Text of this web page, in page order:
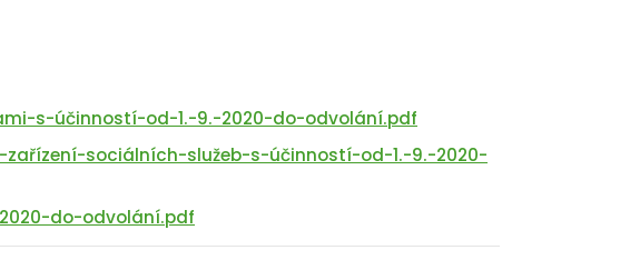
s-účinností-od-1.-9.-2020-do-odvolání.pdf
sociálních-služeb-s-účinností-od-1.-9.-2020-
do-odvolání.pdf